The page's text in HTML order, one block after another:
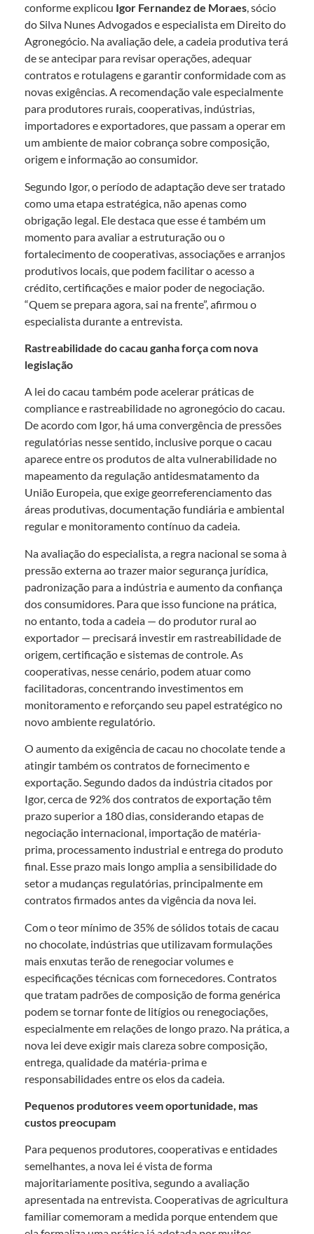
conforme explicou Igor Fernandez de Moraes, sócio
do Silva Nunes Advogados e especialista em Direito do
Agronegócio. Na avaliação dele, a cadeia produtiva terá
de se antecipar para revisar operações, adequar
contratos e rotulagens e garantir conformidade com as
novas exigências. A recomendação vale especialmente
para produtores rurais, cooperativas, indústrias,
importadores e exportadores, que passam a operar em
um ambiente de maior cobrança sobre composição,
origem e informação ao consumidor.
Segundo Igor, o período de adaptação deve ser tratado
como uma etapa estratégica, não apenas como
obrigação legal. Ele destaca que esse é também um
momento para avaliar a estruturação ou o
fortalecimento de cooperativas, associações e arranjos
produtivos locais, que podem facilitar o acesso a
crédito, certificações e maior poder de negociação.
“Quem se prepara agora, sai na frente”, afirmou o
especialista durante a entrevista.
Rastreabilidade do cacau ganha força com nova
legislação
A lei do cacau também pode acelerar práticas de
compliance e rastreabilidade no agronegócio do cacau.
De acordo com Igor, há uma convergência de pressões
regulatórias nesse sentido, inclusive porque o cacau
aparece entre os produtos de alta vulnerabilidade no
mapeamento da regulação antidesmatamento da
União Europeia, que exige georreferenciamento das
áreas produtivas, documentação fundiária e ambiental
regular e monitoramento contínuo da cadeia.
Na avaliação do especialista, a regra nacional se soma à
pressão externa ao trazer maior segurança jurídica,
padronização para a indústria e aumento da confiança
dos consumidores. Para que isso funcione na prática,
no entanto, toda a cadeia — do produtor rural ao
exportador — precisará investir em rastreabilidade de
origem, certificação e sistemas de controle. As
cooperativas, nesse cenário, podem atuar como
facilitadoras, concentrando investimentos em
monitoramento e reforçando seu papel estratégico no
novo ambiente regulatório.
O aumento da exigência de cacau no chocolate tende a
atingir também os contratos de fornecimento e
exportação. Segundo dados da indústria citados por
Igor, cerca de 92% dos contratos de exportação têm
prazo superior a 180 dias, considerando etapas de
negociação internacional, importação de matéria-
prima, processamento industrial e entrega do produto
final. Esse prazo mais longo amplia a sensibilidade do
setor a mudanças regulatórias, principalmente em
contratos firmados antes da vigência da nova lei.
Com o teor mínimo de 35% de sólidos totais de cacau
no chocolate, indústrias que utilizavam formulações
mais enxutas terão de renegociar volumes e
especificações técnicas com fornecedores. Contratos
que tratam padrões de composição de forma genérica
podem se tornar fonte de litígios ou renegociações,
especialmente em relações de longo prazo. Na prática, a
nova lei deve exigir mais clareza sobre composição,
entrega, qualidade da matéria-prima e
responsabilidades entre os elos da cadeia.
Pequenos produtores veem oportunidade, mas
custos preocupam
Para pequenos produtores, cooperativas e entidades
semelhantes, a nova lei é vista de forma
majoritariamente positiva, segundo a avaliação
apresentada na entrevista. Cooperativas de agricultura
familiar comemoram a medida porque entendem que